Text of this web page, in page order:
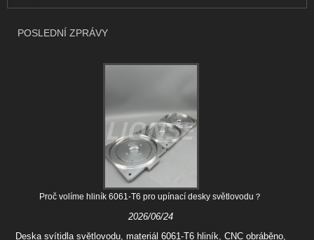
POSLEDNÍ ZPRÁVY
Proč volíme hliník 6061-T6 pro upínací desky světlovodu？
2026/06/24
Deska svítidla světlovodu, materiál 6061-T6 hliník, CNC obráběno,